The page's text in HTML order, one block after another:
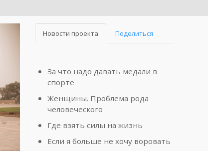
Новости проекта Поделиться
За что надо давать медали в
спорте
Женщины. Проблема рода
человеческого
Где взять силы на жизнь
Если я больше не хочу воровать